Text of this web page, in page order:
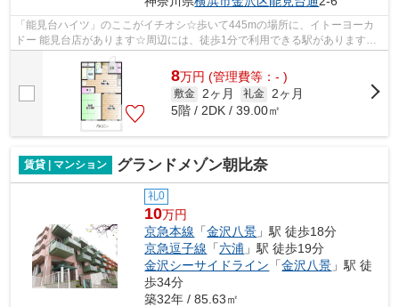
「能見台ハイツ」のここがイチオシ☆歩いて445mの場所に、イトーヨーカ
ドー 能見台店があります☆周辺には、徒歩1分で利用できる駅があります☆
こちらの物件は陽当り良好です☆できるだけ...
8万円 (管理費等：- )
敷金 2ヶ月 礼金 2ヶ月
5階 / 2DK / 39.00㎡
賃貸 | マンション グランドメゾン朝比奈
礼0
10万円
京急本線 「金沢八景 」駅 徒歩18分
京急逗子線 「六浦 」駅 徒歩19分
金沢シーサイドライン 「金沢八景 」駅 徒
歩34分
築32年 / 85.63㎡